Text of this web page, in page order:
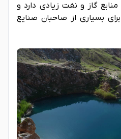
گاز و نفت زیادی دارد و
بسیاری از صاحبان صنایع